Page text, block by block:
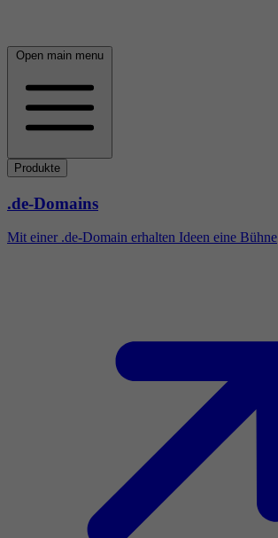
Open main menu
Produkte
.de-Domains
Mit einer .de-Domain erhalten Ideen eine Bühne